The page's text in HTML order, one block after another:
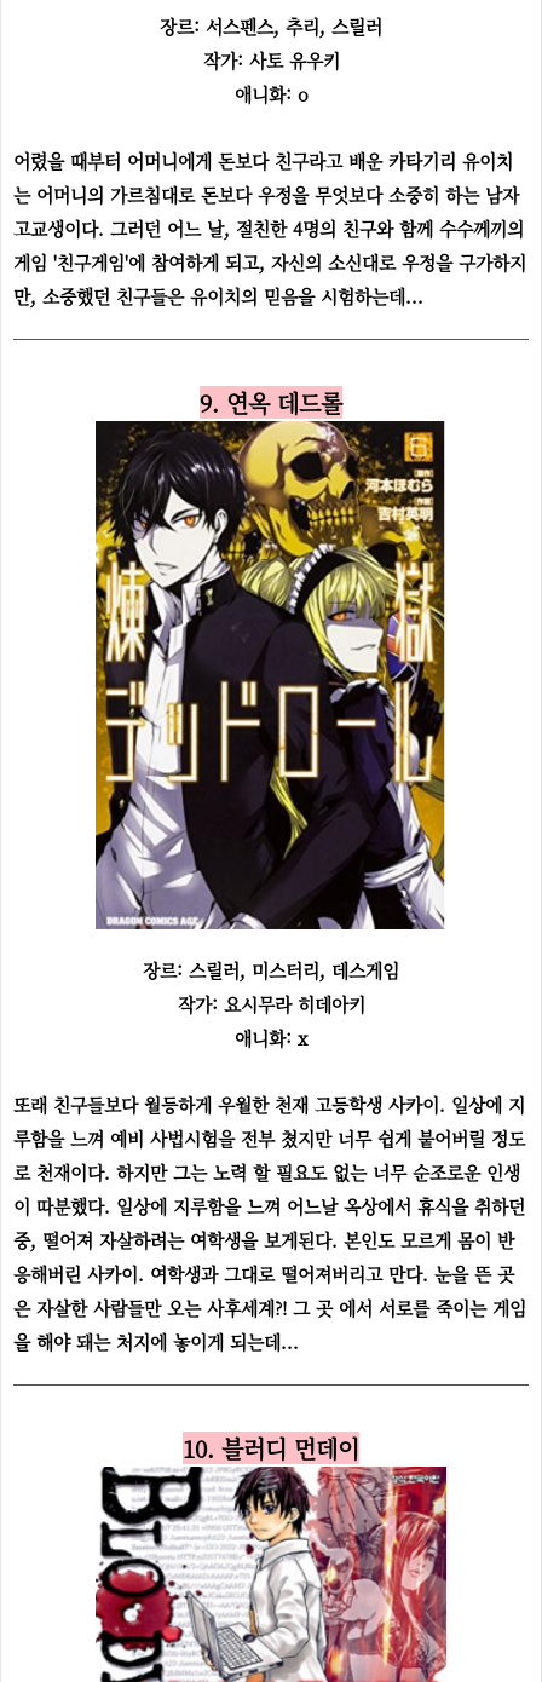
장르: 서스펜스, 추리, 스릴러
작가: 사토 유우키
애니화: o
어렸을 때부터 어머니에게 돈보다 친구라고 배운 카타기리 유이치
는 어머니의 가르침대로 돈보다 우정을 무엇보다 소중히 하는 남자
고교생이다. 그러던 어느 날, 절친한 4명의 친구와 함께 수수께끼의
게임 '친구게임'에 참여하게 되고, 자신의 소신대로 우정을 구가하지
만, 소중했던 친구들은 유이치의 믿음을 시험하는데...
9. 연옥 데드롤
장르: 스릴러, 미스터리, 데스게임
작가: 요시무라 히데아키
애니화: x
또래 친구들보다 월등하게 우월한 천재 고등학생 사카이. 일상에 지
루함을 느껴 예비 사법시험을 전부 쳤지만 너무 쉽게 붙어버릴 정도
로 천재이다. 하지만 그는 노력 할 필요도 없는 너무 순조로운 인생
이 따분했다. 일상에 지루함을 느껴 어느날 옥상에서 휴식을 취하던
중, 떨어져 자살하려는 여학생을 보게된다. 본인도 모르게 몸이 반
응해버린 사카이. 여학생과 그대로 떨어져버리고 만다. 눈을 뜬 곳
은 자살한 사람들만 오는 사후세계?! 그 곳 에서 서로를 죽이는 게임
을 해야 돼는 처지에 놓이게 되는데...
10. 블러디 먼데이